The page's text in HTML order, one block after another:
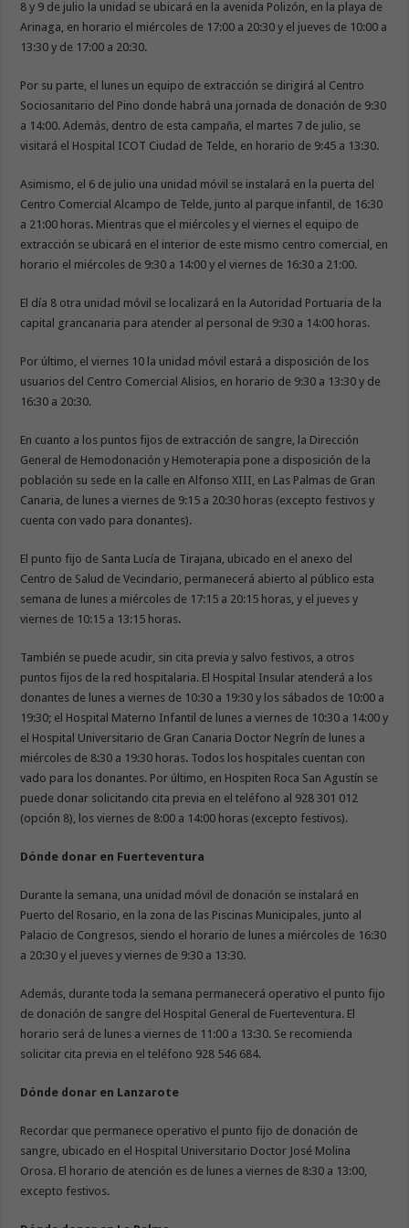
8 y 9 de julio la unidad se ubicará en la avenida Polizón, en la playa de
Arinaga, en horario el miércoles de 17:00 a 20:30 y el jueves de 10:00 a
13:30 y de 17:00 a 20:30.
Por su parte, el lunes un equipo de extracción se dirigirá al Centro
Sociosanitario del Pino donde habrá una jornada de donación de 9:30
a 14:00. Además, dentro de esta campaña, el martes 7 de julio, se
visitará el Hospital ICOT Ciudad de Telde, en horario de 9:45 a 13:30.
Asimismo, el 6 de julio una unidad móvil se instalará en la puerta del
Centro Comercial Alcampo de Telde, junto al parque infantil, de 16:30
a 21:00 horas. Mientras que el miércoles y el viernes el equipo de
extracción se ubicará en el interior de este mismo centro comercial, en
horario el miércoles de 9:30 a 14:00 y el viernes de 16:30 a 21:00.
El día 8 otra unidad móvil se localizará en la Autoridad Portuaria de la
capital grancanaria para atender al personal de 9:30 a 14:00 horas.
Por último, el viernes 10 la unidad móvil estará a disposición de los
usuarios del Centro Comercial Alisios, en horario de 9:30 a 13:30 y de
16:30 a 20:30.
En cuanto a los puntos fijos de extracción de sangre, la Dirección
General de Hemodonación y Hemoterapia pone a disposición de la
población su sede en la calle en Alfonso XIII, en Las Palmas de Gran
Canaria, de lunes a viernes de 9:15 a 20:30 horas (excepto festivos y
cuenta con vado para donantes).
El punto fijo de Santa Lucía de Tirajana, ubicado en el anexo del
Centro de Salud de Vecindario, permanecerá abierto al público esta
semana de lunes a miércoles de 17:15 a 20:15 horas, y el jueves y
viernes de 10:15 a 13:15 horas.
También se puede acudir, sin cita previa y salvo festivos, a otros
puntos fijos de la red hospitalaria. El Hospital Insular atenderá a los
donantes de lunes a viernes de 10:30 a 19:30 y los sábados de 10:00 a
19:30; el Hospital Materno Infantil de lunes a viernes de 10:30 a 14:00 y
el Hospital Universitario de Gran Canaria Doctor Negrín de lunes a
miércoles de 8:30 a 19:30 horas. Todos los hospitales cuentan con
vado para los donantes. Por último, en Hospiten Roca San Agustín se
puede donar solicitando cita previa en el teléfono al 928 301 012
(opción 8), los viernes de 8:00 a 14:00 horas (excepto festivos).
Dónde donar en Fuerteventura
Durante la semana, una unidad móvil de donación se instalará en
Puerto del Rosario, en la zona de las Piscinas Municipales, junto al
Palacio de Congresos, siendo el horario de lunes a miércoles de 16:30
a 20:30 y el jueves y viernes de 9:30 a 13:30.
Además, durante toda la semana permanecerá operativo el punto fijo
de donación de sangre del Hospital General de Fuerteventura. El
horario será de lunes a viernes de 11:00 a 13:30. Se recomienda
solicitar cita previa en el teléfono 928 546 684.
Dónde donar en Lanzarote
Recordar que permanece operativo el punto fijo de donación de
sangre, ubicado en el Hospital Universitario Doctor José Molina
Orosa. El horario de atención es de lunes a viernes de 8:30 a 13:00,
excepto festivos.